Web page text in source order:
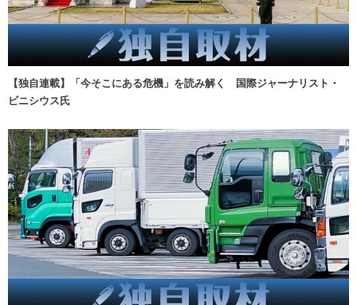
【独自連載】「今そこにある危機」を読み解く 国際ジャーナリスト・
ビニシウス氏